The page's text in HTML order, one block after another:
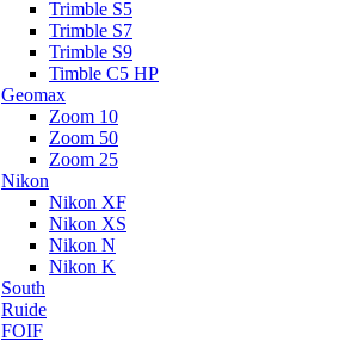
Trimble S5
Trimble S7
Trimble S9
Timble C5 HP
Geomax
Zoom 10
Zoom 50
Zoom 25
Nikon
Nikon XF
Nikon XS
Nikon N
Nikon K
South
Ruide
FOIF